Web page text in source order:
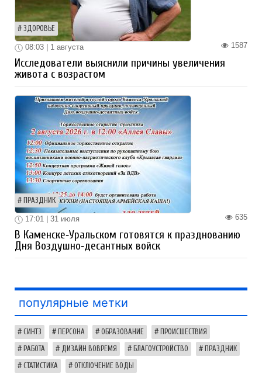
ЗДОРОВЬЕ
1587
08:03 | 1 августа
Исследователи выяснили причины увеличения
живота с возрастом
ПРАЗДНИК
635
17:01 | 31 июля
В Каменске‑Уральском готовятся к празднованию
Дня Воздушно‑десантных войск
популярные метки
СИНТЗ ПЕРСОНА ОБРАЗОВАНИЕ ПРОИСШЕСТВИЯ
РАБОТА ДИЗАЙН ВОВРЕМЯ БЛАГОУСТРОЙСТВО ПРАЗДНИК
СТАТИСТИКА ОТКЛЮЧЕНИЕ ВОДЫ